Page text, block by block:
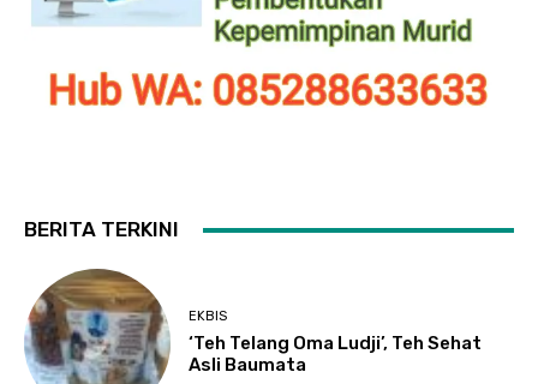
BERITA TERKINI
EKBIS
‘Teh Telang Oma Ludji’, Teh Sehat
Asli Baumata